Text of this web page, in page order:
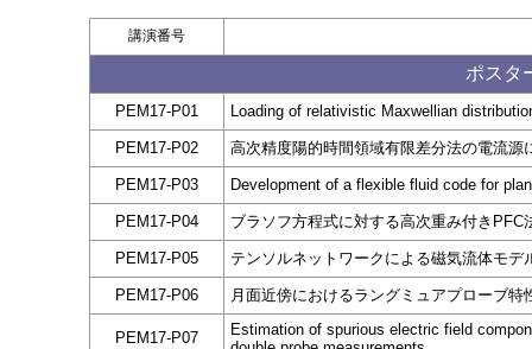
講演番号
ポスタ
PEM17-P01 Loading of relativistic Maxwellian
PEM17-P02 高次精度陽的時間領域有限差分法の電流源
PEM17-P03 Development of a flexible fluid code for
PEM17-P04 ブラソフ方程式に対する高次重み付きPFC
PEM17-P05 テンソルネットワークによる磁気流体モ
PEM17-P06 月面近傍におけるラングミュアプローブ特
PEM17-P07
Estimation of spurious electric field